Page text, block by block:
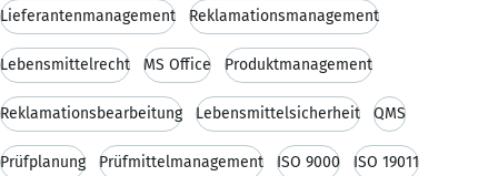
Lieferantenmanagement Reklamationsmanagement
Lebensmittelrecht MS Office Produktmanagement
Reklamationsbearbeitung Lebensmittelsicherheit QMS
Prüfplanung Prüfmittelmanagement ISO 9000 ISO 19011